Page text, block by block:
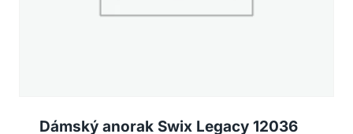
Dámský anorak Swix Legacy 12036